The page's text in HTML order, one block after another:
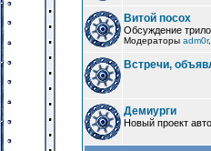
Витой посох
Обсуждение
Модераторы adm0r,
Встречи,
Демиурги
Новый проект